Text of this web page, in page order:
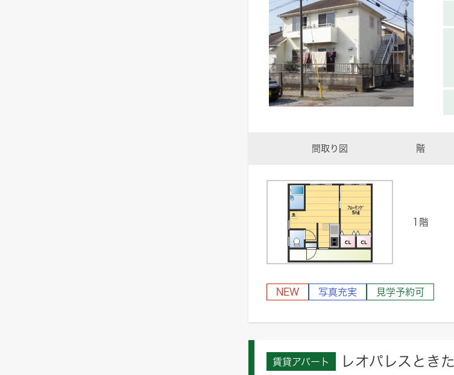
間取り図 階
1階
NEW 写真充実 見学予約可
賃貸アパート レオパレスときた